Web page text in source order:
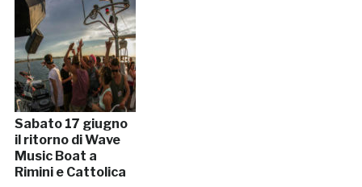
Sabato 17 giugno
il ritorno di Wave
Music Boat a
Rimini e Cattolica